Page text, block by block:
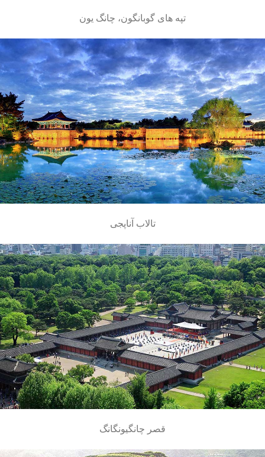
تپه های گوبانگون، چانگ یون
تالاب آناپجی
قصر چانگیونگانگ